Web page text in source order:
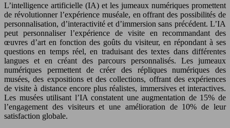
L’intelligence artificielle (IA) et les jumeaux numériques promettent
de révolutionner l’expérience muséale, en offrant des possibilités de
personnalisation, d’interactivité et d’immersion sans précédent. L’IA
peut personnaliser l’expérience de visite en recommandant des
œuvres d’art en fonction des goûts du visiteur, en répondant à ses
questions en temps réel, en traduisant des textes dans différentes
langues et en créant des parcours personnalisés. Les jumeaux
numériques permettent de créer des répliques numériques des
musées, des expositions et des collections, offrant des expériences
de visite à distance encore plus réalistes, immersives et interactives.
Les musées utilisant l’IA constatent une augmentation de 15% de
l’engagement des visiteurs et une amélioration de 10% de leur
satisfaction globale.